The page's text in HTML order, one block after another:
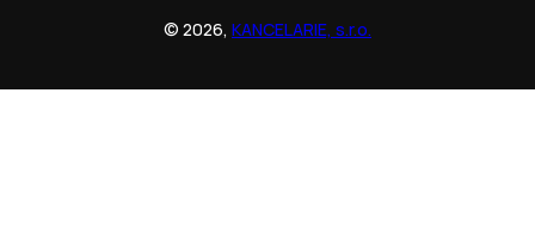
© 2026, KANCELARIE, s.r.o.